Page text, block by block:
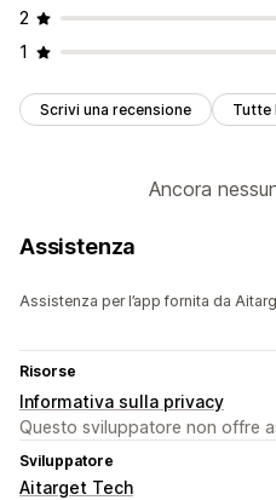
2
1
Scrivi una recensione Tutte
Ancora
Assistenza
Assistenza per l’app fornita da
Risorse
Informativa sulla privacy
Questo sviluppatore non offre
Sviluppatore
Aitarget Tech